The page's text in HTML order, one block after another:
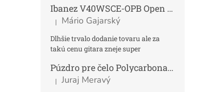
Ibanez V40WSCE-OPB Open Pore Brown Elektroakustická gitara Dreadnought
Hodnotenie produktu je 4 z 5 hviezdičiek.
| Mário Gajarský
Dlhšie trvalo dodanie tovaru ale za
takú cenu gitara zneje super
Púzdro pre čelo Polycarbonat FUN
Hodnotenie produktu je 5 z 5 hviezdičiek.
| Juraj Meravý